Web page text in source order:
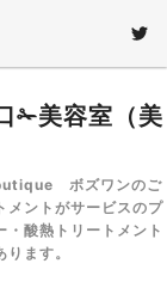
美容室（美
ボズワンのご
メントがサービスのプ
酸熱トリートメント
ます。